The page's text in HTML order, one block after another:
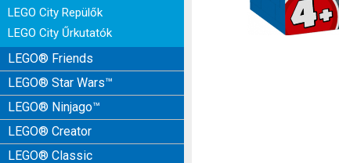
LEGO City Repülők
LEGO City Űrkutatók
LEGO® Friends
LEGO® Star Wars™
LEGO® Ninjago™
LEGO® Creator
LEGO® Classic